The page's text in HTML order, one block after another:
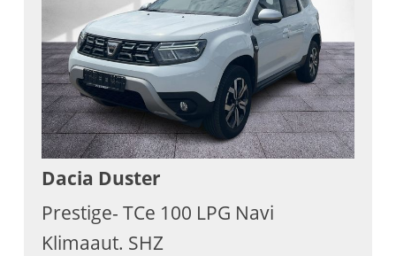
Dacia Duster
Prestige- TCe 100 LPG Navi
Klimaaut. SHZ